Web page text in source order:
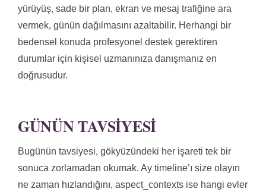
yürüyüş, sade bir plan, ekran ve mesaj trafiğine ara
vermek, günün dağılmasını azaltabilir. Herhangi bir
bedensel konuda profesyonel destek gerektiren
durumlar için kişisel uzmanınıza danışmanız en
doğrusudur.
GÜNÜN TAVSIYESI
Bugünün tavsiyesi, gökyüzündeki her işareti tek bir
sonuca zorlamadan okumak. Ay timeline’ı size olayın
ne zaman hızlandığını, aspect_contexts ise hangi evler